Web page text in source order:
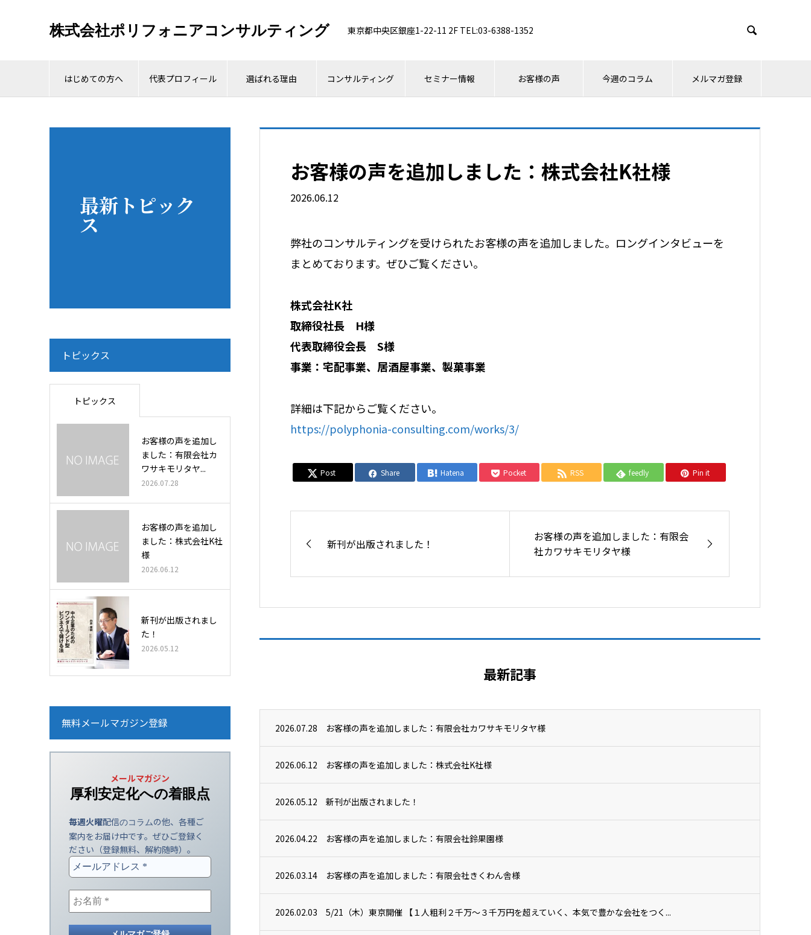
株式会社ポリフォニアコンサルティング 東京都中央区銀座1-22-11 2F TEL:03-6388-1352 
はじめての方へ 代表プロフィール 選ばれる理由 コンサルティング セミナー情報 お客様の声 今週のコラム メルマガ登録
最新トピック
ス
お客様の声を追加しました：株式会社K社様
2026.06.12
弊社のコンサルティングを受けられたお客様の声を追加しました。ロングインタビューを
まとめております。ぜひご覧ください。
株式会社K社
取締役社長 H様
代表取締役会長 S様
事業：宅配事業、居酒屋事業、製菓事業
詳細は下記からご覧ください。
https://polyphonia-consulting.com/works/3/
Post Share Hatena Pocket RSS feedly Pin it
新刊が出版されました！
お客様の声を追加しました：有限会
社カワサキモリタヤ様
最新記事
2026.07.28 お客様の声を追加しました：有限会社カワサキモリタヤ様
2026.06.12 お客様の声を追加しました：株式会社K社様
2026.05.12 新刊が出版されました！
2026.04.22 お客様の声を追加しました：有限会社鈴果園様
2026.03.14 お客様の声を追加しました：有限会社きくわん舎様
2026.02.03 5/21（木）東京開催 【１人粗利２千万～３千万円を超えていく、本気で豊かな会社をつく...
トピックス
トピックス
お客様の声を追加し
ました：有限会社カ
ワサキモリタヤ...
2026.07.28
お客様の声を追加し
ました：株式会社K社
様
2026.06.12
新刊が出版されまし
た！
2026.05.12
無料メールマガジン登録
メールマガジン
厚利安定化への着眼点
毎週火曜配信のコラムの他、各種ご
案内をお届け中です。ぜひご登録く
ださい（登録無料、解約随時）。